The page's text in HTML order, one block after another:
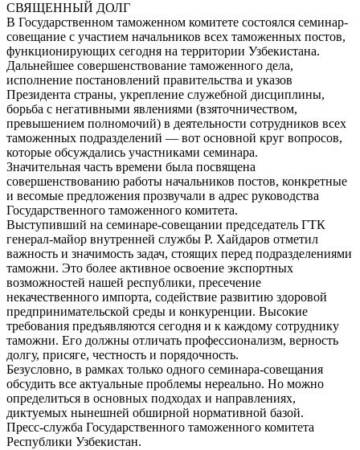
СВЯЩЕННЫЙ ДОЛГ
В Государственном таможенном комитете состоялся семинар-
совещание с участием начальников всех таможенных постов,
функционирующих сегодня на территории Узбекистана.
Дальнейшее совершенствование таможенного дела,
исполнение постановлений правительства и указов
Президента страны, укрепление служебной дисциплины,
борьба с негативными явлениями (взяточничеством,
превышением полномочий) в деятельности сотрудников всех
таможенных подразделений — вот основной круг вопросов,
которые обсуждались участниками семинара.
Значительная часть времени была посвящена
совершенствованию работы начальников постов, конкретные
и весомые предложения прозвучали в адрес руководства
Государственного таможенного комитета.
Выступивший на семинаре-совещании председатель ГТК
генерал-майор внутренней службы Р. Хайдаров отметил
важность и значимость задач, стоящих перед подразделениями
таможни. Это более активное освоение экспортных
возможностей нашей республики, пресечение
некачественного импорта, содействие развитию здоровой
предпринимательской среды и конкуренции. Высокие
требования предъявляются сегодня и к каждому сотруднику
таможни. Его должны отличать профессионализм, верность
долгу, присяге, честность и порядочность.
Безусловно, в рамках только одного семинара-совещания
обсудить все актуальные проблемы нереально. Но можно
определиться в основных подходах и направлениях,
диктуемых нынешней обширной нормативной базой.
Пресс-служба Государственного таможенного комитета
Республики Узбекистан.